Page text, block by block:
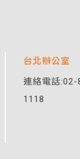
台北辦公室
連絡電話:02-
1118